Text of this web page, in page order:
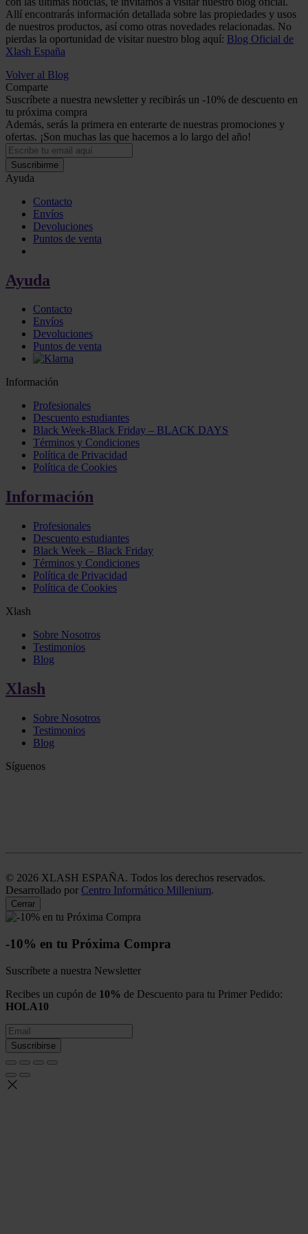
Allí encontrarás información detallada sobre las propiedades y usos
de nuestros productos, así como otras novedades relacionadas. No
pierdas la oportunidad de visitar nuestro blog aquí: Blog Oficial de
Xlash España
Volver al Blog
Comparte
Suscríbete a nuestra newsletter y recibirás un -10% de descuento en
tu próxima compra
Además, serás la primera en enterarte de nuestras promociones y
ofertas. ¡Son muchas las que hacemos a lo largo del año!
Suscribirme
Ayuda
Contacto
Envíos
Devoluciones
Puntos de venta
Ayuda
Contacto
Envíos
Devoluciones
Puntos de venta
Información
Profesionales
Descuento estudiantes
Black Week-Black Friday – BLACK DAYS
Términos y Condiciones
Política de Privacidad
Política de Cookies
Información
Profesionales
Descuento estudiantes
Black Week – Black Friday
Términos y Condiciones
Política de Privacidad
Política de Cookies
Xlash
Sobre Nosotros
Testimonios
Blog
Xlash
Sobre Nosotros
Testimonios
Blog
Síguenos
© 2026 XLASH ESPAÑA. Todos los derechos reservados.
Desarrollado por Centro Informático Millenium.
Cerrar
-10% en tu Próxima Compra
Suscríbete a nuestra Newsletter
Recibes un cupón de 10% de Descuento para tu Primer Pedido:
HOLA10
Suscribirse